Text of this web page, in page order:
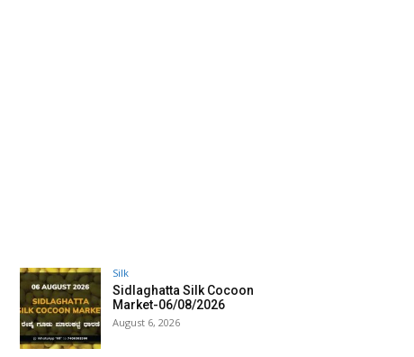
Silk
Sidlaghatta Silk Cocoon
Market-06/08/2026
August 6, 2026